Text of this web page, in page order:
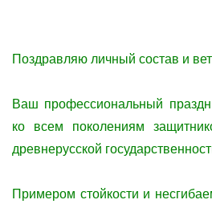
Поздравляю личный состав и
Ваш профессиональный
ко всем поколениям
древнерусской
Примером стойкости и